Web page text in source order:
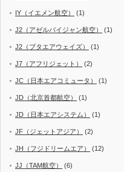
IY（イエメン航空） (1)
J2（アゼルバイジャン航空） (1)
J2（ブタエアウェイズ） (1)
J7（アフリジェット） (2)
JC（日本エアコミュータ） (1)
JD（北京首都航空） (1)
JD（日本エアシステム） (1)
JF（ジェットアジア） (2)
JH（フジドリームエア） (12)
JJ（TAM航空） (6)